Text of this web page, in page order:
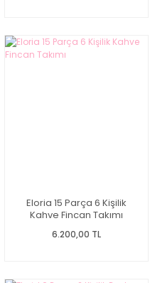
Eloria 15 Parça 6 Kişilik
Kahve Fincan Takımı
6.200,00 TL